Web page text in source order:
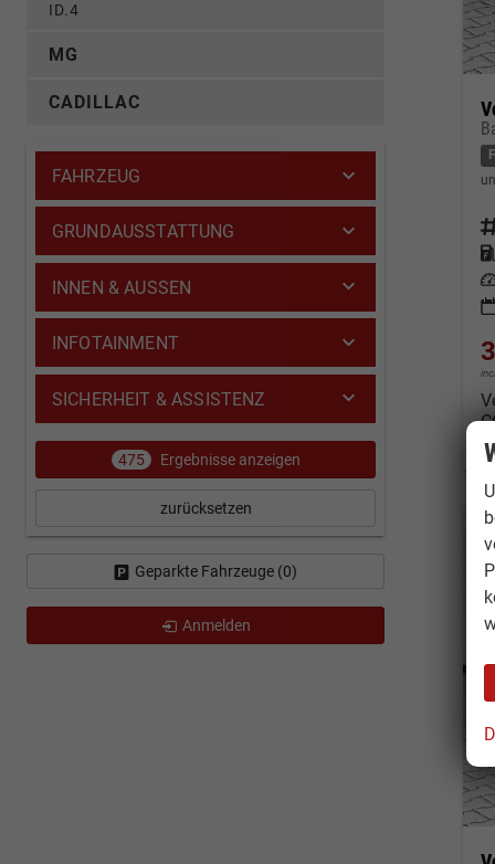
ID.4
MG
CADILLAC
FAHRZEUG
GRUNDAUSSTATTUNG
INNEN & AUSSEN
INFOTAINMENT
SICHERHEIT & ASSISTENZ
475 Ergebnisse anzeigen
zurücksetzen
Geparkte Fahrzeuge (0)
Anmelden